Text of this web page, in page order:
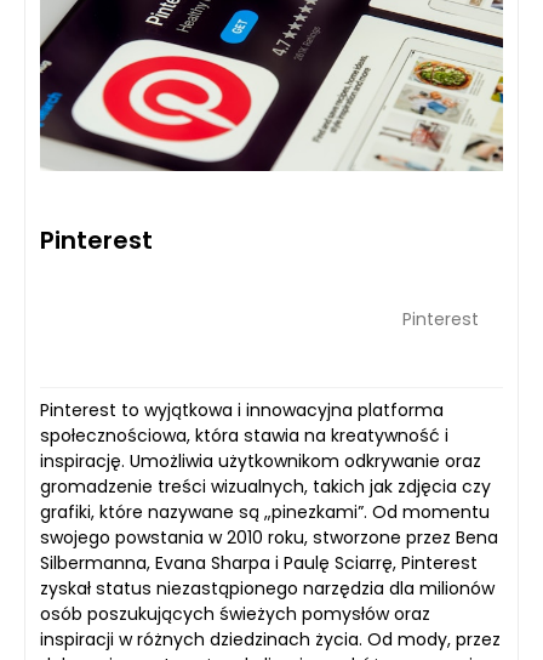
Pinterest
Pinterest
Pinterest to wyjątkowa i innowacyjna platforma
społecznościowa, która stawia na kreatywność i
inspirację. Umożliwia użytkownikom odkrywanie oraz
gromadzenie treści wizualnych, takich jak zdjęcia czy
grafiki, które nazywane są „pinezkami”. Od momentu
swojego powstania w 2010 roku, stworzone przez Bena
Silbermanna, Evana Sharpa i Paulę Sciarrę, Pinterest
zyskał status niezastąpionego narzędzia dla milionów
osób poszukujących świeżych pomysłów oraz
inspiracji w różnych dziedzinach życia. Od mody, przez